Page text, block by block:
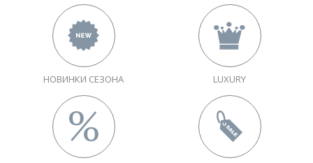
НОВИНКИ СЕЗОНА LUXURY